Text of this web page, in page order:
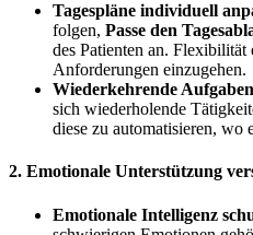
Tagespläne individuell
folgen, Passe den
des Patienten an. Flexibilität
Anforderungen einzugehen.
Wiederkehrende
sich wiederholende
diese zu automatisieren, wo
2. Emotionale Unterstützung
Emotionale Intelligenz